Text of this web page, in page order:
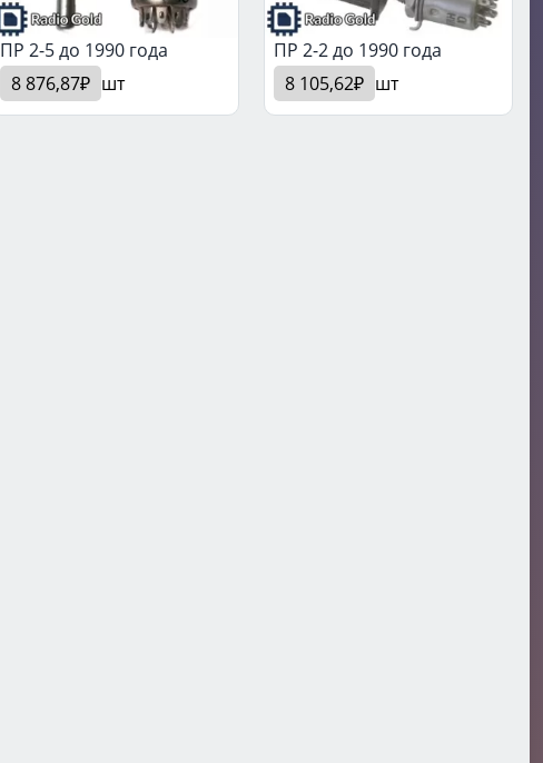
ПР 2-5 до 1990 года
8 876,87₽ шт
ПР 2-2 до 1990 года
8 105,62₽ шт